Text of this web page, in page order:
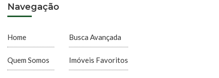
Navegação
Home
Quem Somos
Busca Avançada
Imóveis Favoritos